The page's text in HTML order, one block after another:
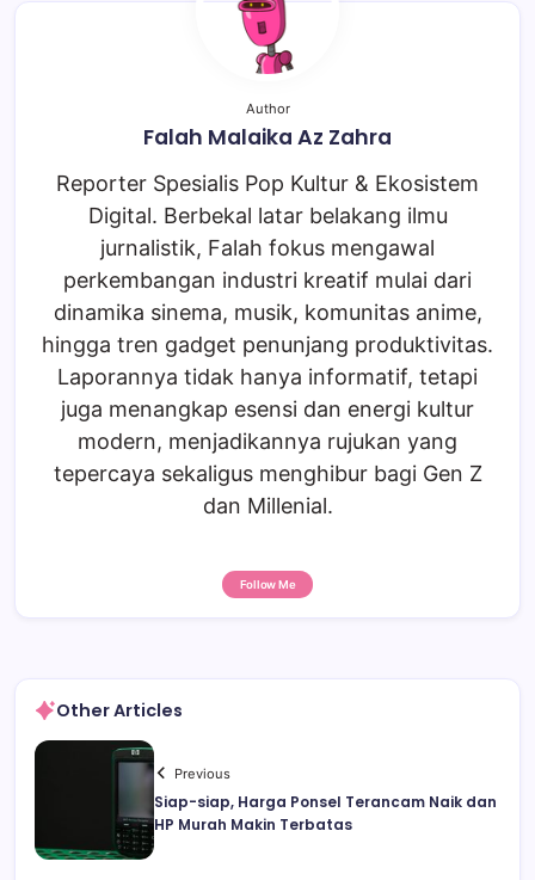
Author
Falah Malaika Az Zahra
Reporter Spesialis Pop Kultur & Ekosistem
Digital. Berbekal latar belakang ilmu
jurnalistik, Falah fokus mengawal
perkembangan industri kreatif mulai dari
dinamika sinema, musik, komunitas anime,
hingga tren gadget penunjang produktivitas.
Laporannya tidak hanya informatif, tetapi
juga menangkap esensi dan energi kultur
modern, menjadikannya rujukan yang
tepercaya sekaligus menghibur bagi Gen Z
dan Millenial.
Follow Me
Other Articles
Previous
Siap-siap, Harga Ponsel Terancam Naik dan
HP Murah Makin Terbatas